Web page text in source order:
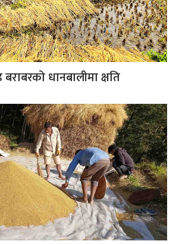
धानबालीमा क्षति